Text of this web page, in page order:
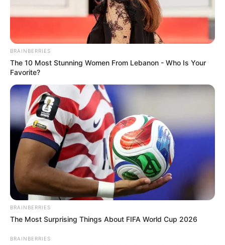
BRAINBERRIES
The 10 Most Stunning Women From Lebanon - Who Is Your
Favorite?
BRAINBERRIES
The Most Surprising Things About FIFA World Cup 2026
BRAINBERRIES